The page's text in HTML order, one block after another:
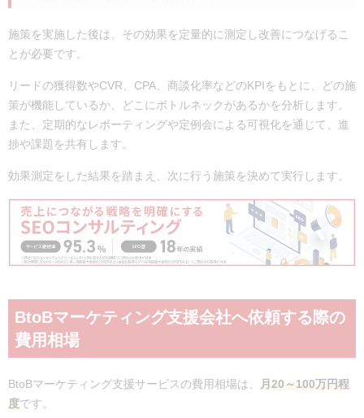
施策を実施した後は、その効果を定量的に測定し改善につなげるこ
とが必要です。
リードの獲得数やCVR、CPA、商談化率などのKPIをもとに、どの施
策が機能しているか、どこにボトルネックがあるかを分析します。
また、定期的なレポーティングや定例会による可視化を通じて、進
捗や課題を共有します。
効果測定をした結果を踏まえ、次に行う施策を決めて実行します。
BtoBマーケティング支援会社へ依頼する際の
費用相場
BtoBマーケティング支援サービスの費用相場は、
月20～100万円程
度です。